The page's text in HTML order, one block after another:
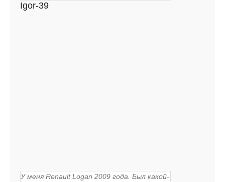
Igor-39
У меня Renault Logan 2009 года. Был какой-